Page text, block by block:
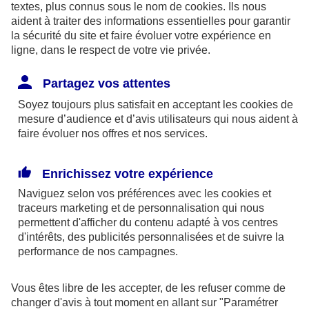
sont de 1,875 % du bénéfice imposable limité à 8
fois le PASS ou si plus favorable, 2,5 % du PASS.
Madelin,
(sauf quelques cas exceptionnels) et la sortie se fait
obligatoirementen rente(sauf exceptions).
En outre, à la retraite, la rente perçue chaque
année, sera imposable dans la catégorie des
pensions. Elle supporte également des
prélèvements sociaux aux taux en vigueur au jour
textes, plus connus sous le nom de cookies. Ils nous
aident à traiter des informations essentielles pour garantir
la sécurité du site et faire évoluer votre expérience en
ligne, dans le respect de votre vie privée.
Partagez vos attentes
Soyez toujours plus satisfait en acceptant les cookies de
mesure d’audience et d’avis utilisateurs qui nous aident à
faire évoluer nos offres et nos services.
Enrichissez votre expérience
Naviguez selon vos préférences avec les cookies et
traceurs marketing et de personnalisation qui nous
permettent d'afficher du contenu adapté à vos centres
d'intérêts, des publicités personnalisées et de suivre la
performance de nos campagnes.
Vous êtes libre de les accepter, de les refuser comme de
changer d'avis à tout moment en allant sur "Paramétrer